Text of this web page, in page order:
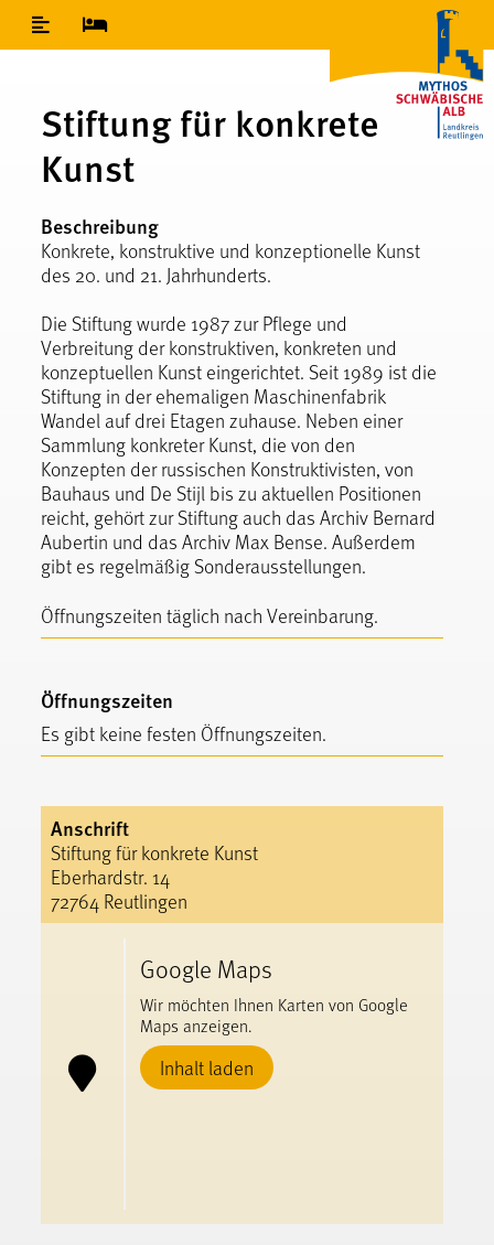
Inhaltsverzeichnis
Stiftung für konkrete
Kunst
Beschreibung
Konkrete, konstruktive und konzeptionelle Kunst
des 20. und 21. Jahrhunderts.
Die Stiftung wurde 1987 zur Pflege und
Verbreitung der konstruktiven, konkreten und
konzeptuellen Kunst eingerichtet. Seit 1989 ist die
Stiftung in der ehemaligen Maschinenfabrik
Wandel auf drei Etagen zuhause. Neben einer
Sammlung konkreter Kunst, die von den
Konzepten der russischen Konstruktivisten, von
Bauhaus und De Stijl bis zu aktuellen Positionen
reicht, gehört zur Stiftung auch das Archiv Bernard
Aubertin und das Archiv Max Bense. Außerdem
gibt es regelmäßig Sonderausstellungen.
Öffnungszeiten täglich nach Vereinbarung.
Öffnungszeiten
Es gibt keine festen Öffnungszeiten.
Anschrift
Stiftung für konkrete Kunst
Eberhardstr. 14
72764 Reutlingen
Google Maps
Wir möchten Ihnen Karten von Google
Maps anzeigen.
Inhalt laden